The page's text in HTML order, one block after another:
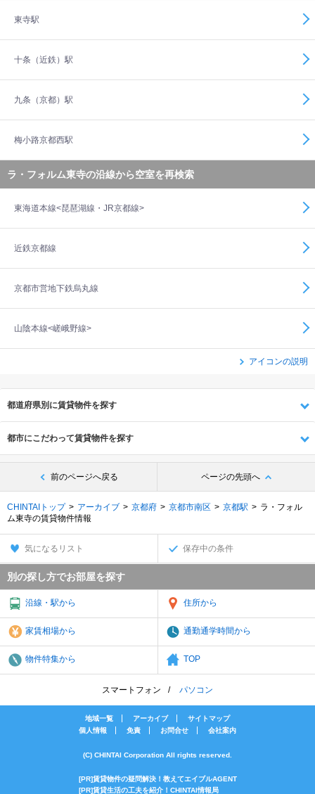
東寺駅
十条（近鉄）駅
九条（京都）駅
梅小路京都西駅
ラ・フォルム東寺の沿線から空室を再検索
東海道本線<琵琶湖線・JR京都線>
近鉄京都線
京都市営地下鉄烏丸線
山陰本線<嵯峨野線>
アイコンの説明
都道府県別に賃貸物件を探す
都市にこだわって賃貸物件を探す
前のページへ戻る ページの先頭へ
CHINTAIトップ アーカイブ 京都府 京都市南区 京都駅
ラ・フォル
ム東寺の賃貸物件情報
気になるリスト 保存中の条件
別の探し方でお部屋を探す
沿線・駅から 住所から
家賃相場から 通勤通学時間から
物件特集から TOP
スマートフォン パソコン
地域一覧 アーカイブ
サイトマップ
個人情報
免責 お問合せ 会社案内
(C) CHINTAI Corporation All rights reserved.
[PR]賃貸物件の疑問解決！教えてエイブルAGENT
[PR]賃貸生活の工夫を紹介！CHINTAI情報局